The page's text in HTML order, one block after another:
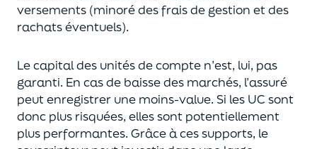
versements (minoré des frais de gestion et des
rachats éventuels).
Le capital des unités de compte n’est, lui, pas
garanti. En casde baisse des marchés, l’assuré
peut enregistrer une moins-value. Si les UC sont
donc plus risquées, elles sont potentiellement
plus performantes. Grâce à ces supports, le